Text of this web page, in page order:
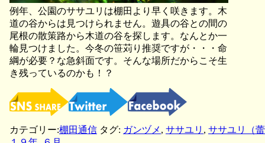
例年、公園のササユリは棚田より早く咲きます。木
道の谷からは見つけられません。遊具の谷との間の
尾根の散策路から木道の谷を探します。なんとか一
輪見つけました。今冬の笹苅り推奨ですが・・・命
綱が必要？な急斜面です。そんな場所だからこそ生
き残っているのかも！？
カテゴリー:棚田通信 タグ: ガンヅメ , ササユリ , ササユリ（